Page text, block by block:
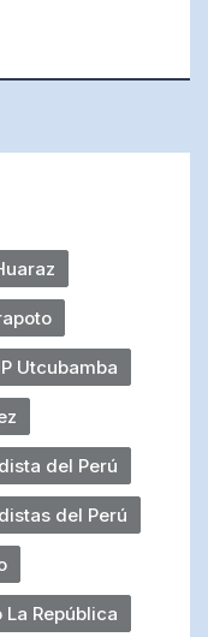
Utcubamba
del Perú
del Perú
La República